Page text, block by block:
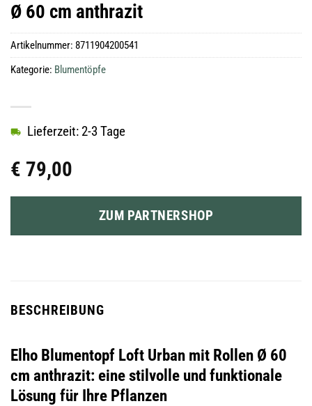
Ø 60 cm anthrazit
€ 79,00
Lieferzeit: 2-3 Tage
ZUM PARTNERSHOP
Artikelnummer: 8711904200541
Kategorie: Blumentöpfe
BESCHREIBUNG
Elho Blumentopf Loft Urban mit Rollen Ø 60
cm anthrazit: eine stilvolle und funktionale
Lösung für Ihre Pflanzen